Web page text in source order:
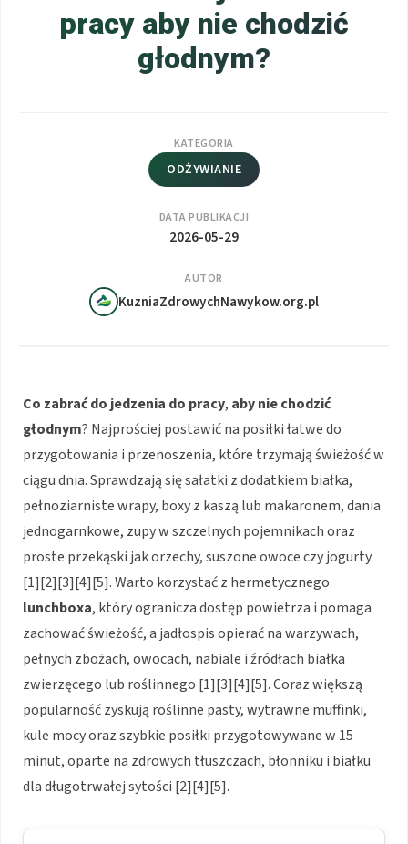
pracy aby nie chodzić
głodnym?
KATEGORIA
ODŻYWIANIE
DATA PUBLIKACJI
2026-05-29
AUTOR
KuzniaZdrowychNawykow.org.pl
Co zabrać do jedzenia do pracy, aby nie chodzić
głodnym? Najprościej postawić na posiłki łatwe do
przygotowania i przenoszenia, które trzymają świeżość w
ciągu dnia. Sprawdzają się sałatki z dodatkiem białka,
pełnoziarniste wrapy, boxy z kaszą lub makaronem, dania
jednogarnkowe, zupy w szczelnych pojemnikach oraz
proste przekąski jak orzechy, suszone owoce czy jogurty
[1][2][3][4][5]. Warto korzystać z hermetycznego
lunchboxa, który ogranicza dostęp powietrza i pomaga
zachować świeżość, a jadłospis opierać na warzywach,
pełnych zbożach, owocach, nabiale i źródłach białka
zwierzęcego lub roślinnego [1][3][4][5]. Coraz większą
popularność zyskują roślinne pasty, wytrawne muffinki,
kule mocy oraz szybkie posiłki przygotowywane w 15
minut, oparte na zdrowych tłuszczach, błonniku i białku
dla długotrwałej sytości [2][4][5].